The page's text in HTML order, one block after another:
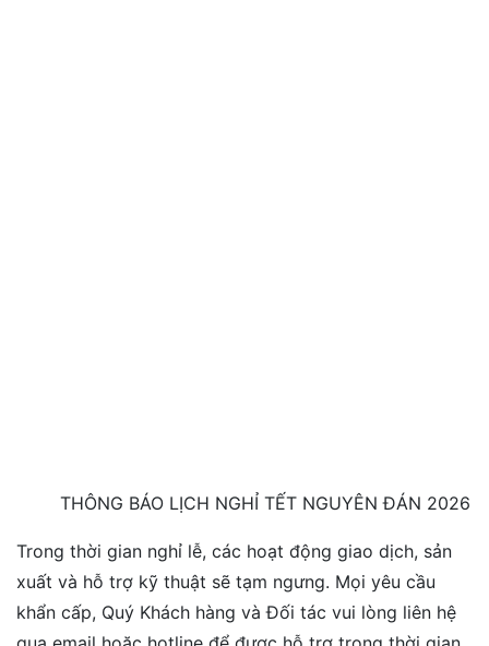
THÔNG BÁO LỊCH NGHỈ TẾT NGUYÊN ĐÁN 2026
Trong thời gian nghỉ lễ, các hoạt động giao dịch, sản
xuất và hỗ trợ kỹ thuật sẽ tạm ngưng. Mọi yêu cầu
khẩn cấp, Quý Khách hàng và Đối tác vui lòng liên hệ